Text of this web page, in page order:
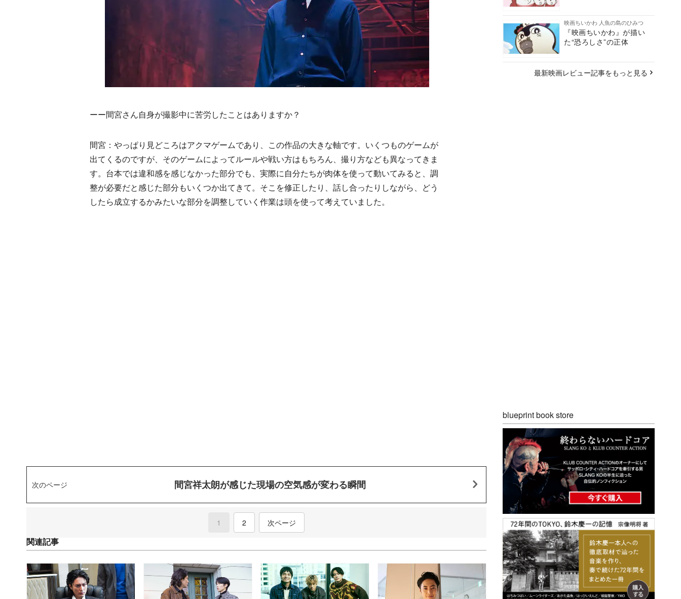
ーー間宮さん自身が撮影中に苦労したことはありますか？
間宮：やっぱり見どころはアクマゲームであり、この作品の大きな軸です。いくつものゲームが
出てくるのですが、そのゲームによってルールや戦い方はもちろん、撮り方なども異なってきま
す。台本では違和感を感じなかった部分でも、実際に自分たちが肉体を使って動いてみると、調
整が必要だと感じた部分もいくつか出てきて。そこを修正したり、話し合ったりしながら、どう
したら成立するかみたいな部分を調整していく作業は頭を使って考えていました。
次のページ 間宮祥太朗が感じた現場の空気感が変わる瞬間
1 (current)
2 次ページ
関連記事
映画ちいかわ 人魚の島のひみつ
『映画ちいかわ』が描い
た“恐ろしさ”の正体
最新映画レビュー記事をもっと見る
blueprint book store